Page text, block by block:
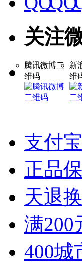
关注
腾讯微博二
维码
新
维
支付
正品
天退
满200
400城